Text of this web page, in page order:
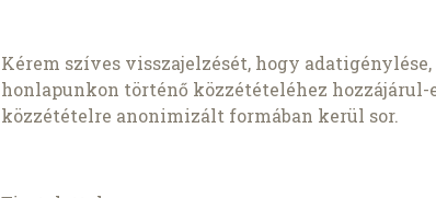
Kérem szíves visszajelzését, hogy
honlapunkon történő közzétételéhez hozzájárul-
közzétételre anonimizált formában kerül sor.